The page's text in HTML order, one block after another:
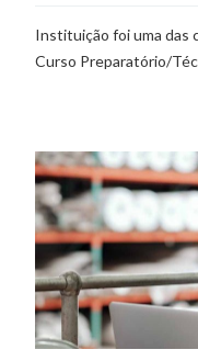
Instituição foi uma das
Curso Preparatório/